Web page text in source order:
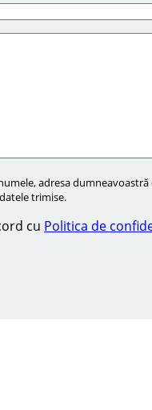
adresa
trimise.
cu Politica de